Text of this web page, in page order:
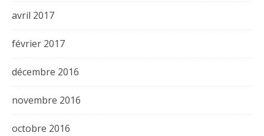
avril 2017
février 2017
décembre 2016
novembre 2016
octobre 2016